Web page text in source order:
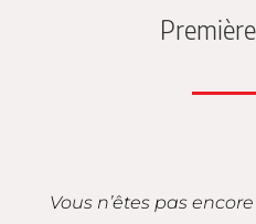
Vous n’êtes pas